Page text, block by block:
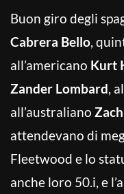
Buon giro degli
Cabrera Bello,
all’americano Kurt
Zander Lombard,
all’australiano
attendevano di
Fleetwood e lo
anche loro 50.i, e